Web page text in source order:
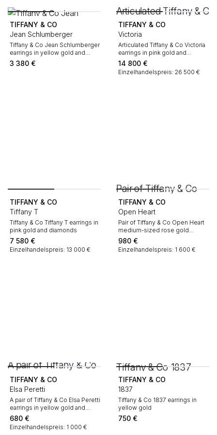
TIFFANY & CO
Jean Schlumberger
Tiffany & Co Jean Schlumberger
earrings in yellow gold and
lapis-lazuli
3 380 €
TIFFANY & CO
Victoria
Articulated Tiffany & Co Victoria
earrings in pink gold and
diamonds
14 800 €
Einzelhandelspreis: 26 500 €
TIFFANY & CO
Tiffany T
Tiffany & Co Tiffany T earrings in
pink gold and diamonds
7 580 €
Einzelhandelspreis: 13 000 €
TIFFANY & CO
Open Heart
Pair of Tiffany & Co Open Heart
medium-sized rose gold
earrings
980 €
Einzelhandelspreis: 1 600 €
TIFFANY & CO
Elsa Peretti
A pair of Tiffany & Co Elsa Peretti
earrings in yellow gold and
cultured pearls
680 €
Einzelhandelspreis: 1 000 €
TIFFANY & CO
1837
Tiffany & Co 1837 earrings in
yellow gold
750 €